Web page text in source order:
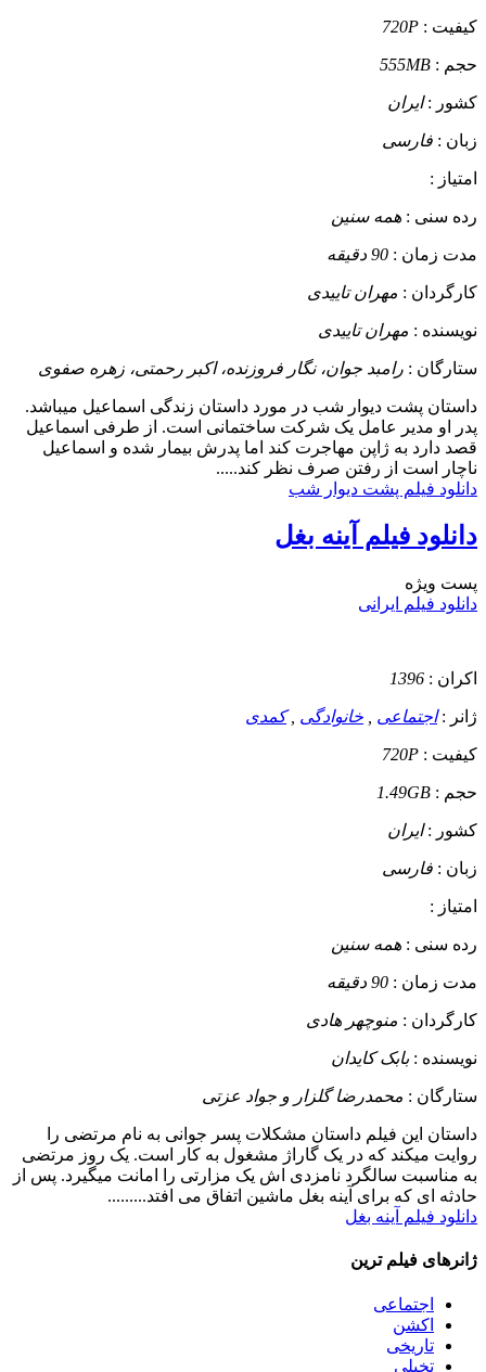
کیفیت : 720P
حجم : 555MB
کشور :ایران
زبان : فارسی
امتیاز :
رده سنی : همه سنین
مدت زمان : 90 دقیقه
کارگردان : مهران تاییدی
نویسنده : مهران تاییدی
ستارگان : رامبد جوان، نگار فروزنده، اکبر رحمتی، زهره صفوی
داستان پشت دیوار شب در مورد داستان زندگی اسماعیل میباشد.
پدر او مدیر عامل یک شرکت ساختمانی است. از طرفی اسماعیل
قصد دارد به ژاپن مهاجرت کند اما پدرش بیمار شده و اسماعیل
ناچار است از رفتن صرف نظر کند.....
دانلود فیلم پشت دیوار شب
دانلود فیلم آینه بغل
پست ويژه
دانلود فیلم ایرانی
اکران : 1396
ژانر :اجتماعی خانوادگی ,کمدی
کیفیت : 720P
حجم : 1.49GB
کشور :ایران
زبان : فارسی
امتیاز :
رده سنی : همه سنین
مدت زمان : 90 دقیقه
کارگردان : منوچهر هادی
نویسنده :بابک کایدان
ستارگان : محمدرضا گلزار و جواد عزتی
داستان این فیلم داستان مشکلات پسر جوانی به نام مرتضی را
روایت میکند که در یک گاراژ مشغول به کار است. یک روز مرتضی
به مناسبت سالگرد نامزدی اش یک مزارتی را امانت میگیرد. پس از
حادثه ای که برای آینه بغل ماشین اتفاق می افتد.........
دانلود فیلم آینه بغل
ژانرهای فیلم ترین
اجتماعی
اکشن
تاریخی
تخیلی